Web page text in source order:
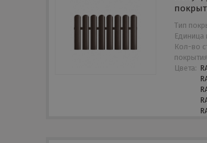
Тип
Единица
Кол-во
Цвета: